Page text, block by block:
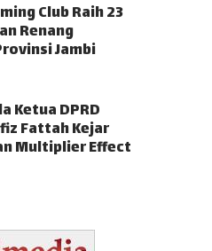
Club Raih 23
Renang
Jambi
Ketua DPRD
Fattah Kejar
Multiplier Effect